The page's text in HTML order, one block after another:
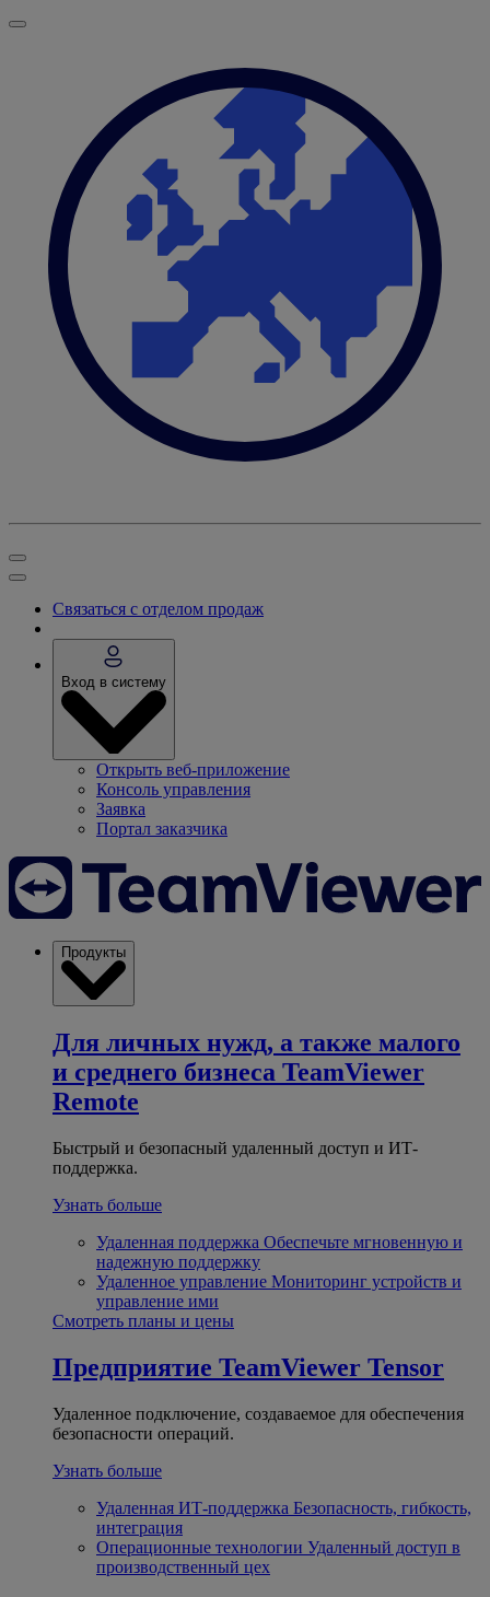
Связаться с отделом продаж
Вход в систему
Открыть веб-приложение
Консоль управления
Заявка
Портал заказчика
Продукты
Для личных нужд, а также малого
и среднего бизнеса TeamViewer
Remote
Быстрый и безопасный удаленный доступ и ИТ-
поддержка.
Узнать больше
Удаленная поддержка Обеспечьте мгновенную и
надежную поддержку
Удаленное управление Мониторинг устройств и
управление ими
Смотреть планы и цены
Предприятие TeamViewer Tensor
Удаленное подключение, создаваемое для обеспечения
безопасности операций.
Узнать больше
Удаленная ИТ-поддержка Безопасность, гибкость,
интеграция
Операционные технологии Удаленный доступ в
производственный цех